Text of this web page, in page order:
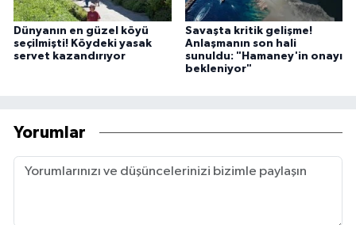
Dünyanın en güzel köyü
seçilmişti! Köydeki yasak
servet kazandırıyor
Savaşta kritik gelişme!
Anlaşmanın son hali
sunuldu: "Hamaney'in onayı
bekleniyor"
Yorumlar